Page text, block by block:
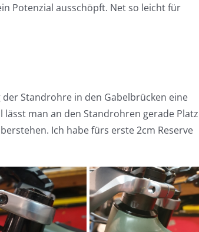
Potenzial ausschöpft. Net so leicht für
Standrohre in den Gabelbrücken eine
man an den Standrohren gerade Platz
Ich habe fürs erste 2cm Reserve